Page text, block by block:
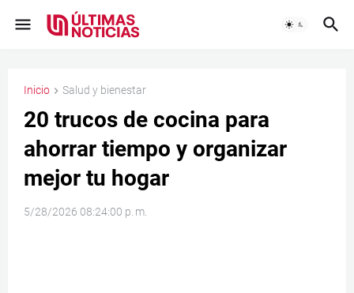
Inicio Salud y bienestar
20 trucos de cocina para
ahorrar tiempo y organizar
mejor tu hogar
5/28/2026 08:24:00 p. m.